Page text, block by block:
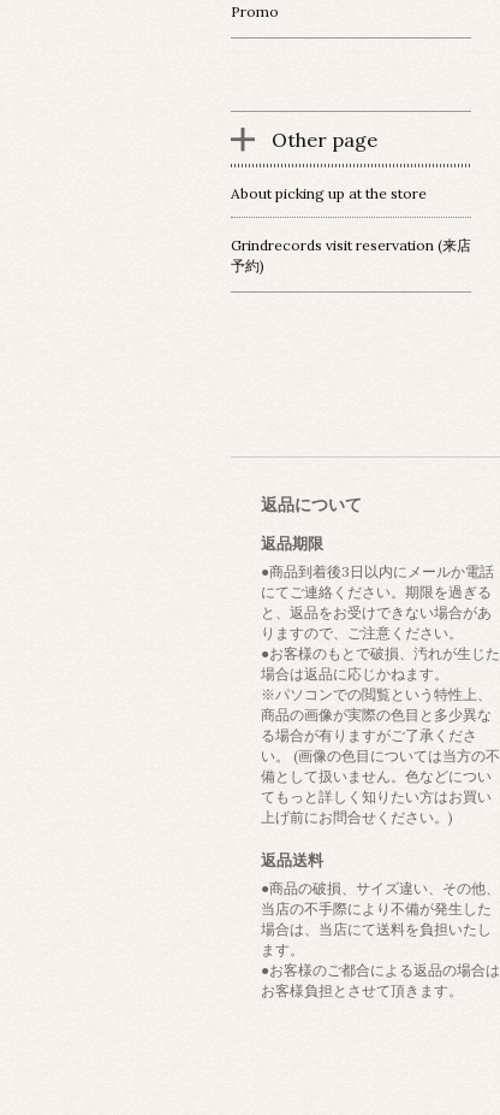
Promo
Other page
About picking up at the store
Grindrecords visit reservation (来店
予約)
返品について
返品期限
●商品到着後3日以内にメールか電話
にてご連絡ください。期限を過ぎる
と、返品をお受けできない場合があ
りますので、ご注意ください。
●お客様のもとで破損、汚れが生じた
場合は返品に応じかねます。
※パソコンでの閲覧という特性上、
商品の画像が実際の色目と多少異な
る場合が有りますがご了承くださ
い。 (画像の色目については当方の不
備として扱いません。色などについ
てもっと詳しく知りたい方はお買い
上げ前にお問合せください。)
返品送料
●商品の破損、サイズ違い、その他、
当店の不手際により不備が発生した
場合は、当店にて送料を負担いたし
ます。
●お客様のご都合による返品の場合は
お客様負担とさせて頂きます。